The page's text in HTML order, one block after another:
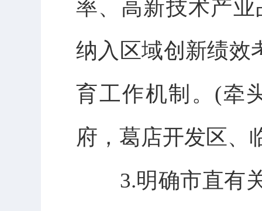
率、高新技术产业
纳入区域创新绩效
育工作机制。(牵
府，葛店开发区、
3.明确市直有关